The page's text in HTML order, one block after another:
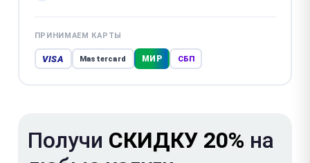
ПРИНИМАЕМ КАРТЫ
VISA Mastercard МИР СБП
Получи СКИДКУ 20% на